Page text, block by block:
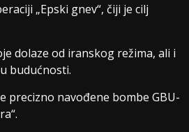
„Epski gnev“, čiji je cilj
dolaze od iranskog režima, ali i
budućnosti.
navođene bombe GBU-